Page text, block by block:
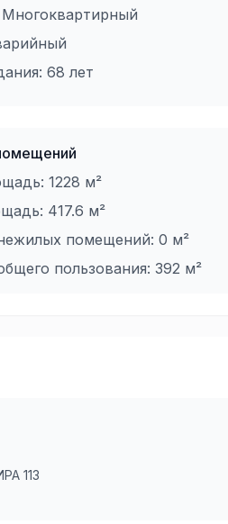
Многоквартирный
68 лет
1228 м²
417.6 м²
помещений: 0 м²
пользования: 392 м²
113